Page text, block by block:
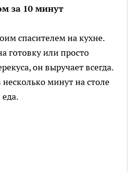
за 10 минут
спасителем на кухне.
готовку или просто
он выручает всегда.
минут на столе